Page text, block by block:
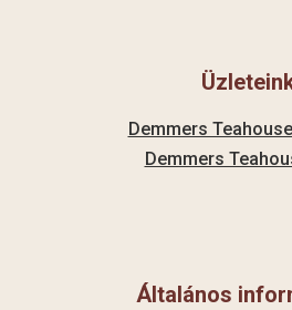
Demmers
Demmers
Általános